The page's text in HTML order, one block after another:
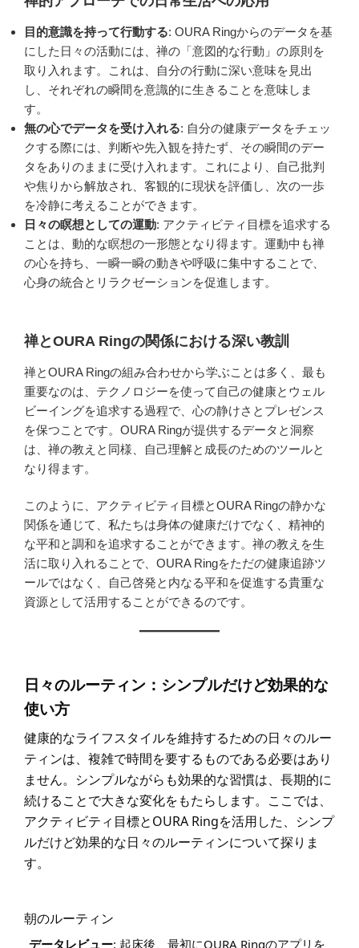
目的意識を持って行動する: OURA Ringからのデータを基
にした日々の活動には、禅の「意図的な行動」の原則を
取り入れます。これは、自分の行動に深い意味を見出
し、それぞれの瞬間を意識的に生きることを意味しま
す。
無の心でデータを受け入れる: 自分の健康データをチェッ
クする際には、判断や先入観を持たず、その瞬間のデー
タをありのままに受け入れます。これにより、自己批判
や焦りから解放され、客観的に現状を評価し、次の一歩
を冷静に考えることができます。
日々の瞑想としての運動: アクティビティ目標を追求する
ことは、動的な瞑想の一形態となり得ます。運動中も禅
の心を持ち、一瞬一瞬の動きや呼吸に集中することで、
心身の統合とリラクゼーションを促進します。
禅とOURA Ringの関係における深い教訓
禅とOURA Ringの組み合わせから学ぶことは多く、最も
重要なのは、テクノロジーを使って自己の健康とウェル
ビーイングを追求する過程で、心の静けさとプレゼンス
を保つことです。OURA Ringが提供するデータと洞察
は、禅の教えと同様、自己理解と成長のためのツールと
なり得ます。
このように、アクティビティ目標とOURA Ringの静かな
関係を通じて、私たちは身体の健康だけでなく、精神的
な平和と調和を追求することができます。禅の教えを生
活に取り入れることで、OURA Ringをただの健康追跡ツ
ールではなく、自己啓発と内なる平和を促進する貴重な
資源として活用することができるのです。
日々のルーティン：シンプルだけど効果的な
使い方
健康的なライフスタイルを維持するための日々のルー
ティンは、複雑で時間を要するものである必要はあり
ません。シンプルながらも効果的な習慣は、長期的に
続けることで大きな変化をもたらします。ここでは、
アクティビティ目標とOURA Ringを活用した、シンプ
ルだけど効果的な日々のルーティンについて探りま
す。
朝のルーティン
データレビュー: 起床後、最初にOURA Ringのアプリを